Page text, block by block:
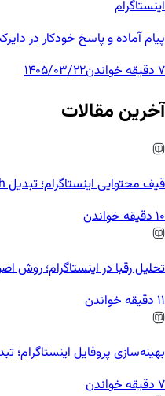
اینستاگرام
پیام آماده و پاسخ خودکار در
7 دقیقه خواندن
1405/03/22
آخرین مقالات
قیف محتوایی اینستاگرام؛ تبدیل Reach به فالوور، دایرکت و فروش
10 دقیقه خواندن
تحلیل رقبا در اینستاگرام؛ روش
11 دقیقه خواندن
بهینه‌سازی پروفایل اینستاگرام؛
7 دقیقه خواندن